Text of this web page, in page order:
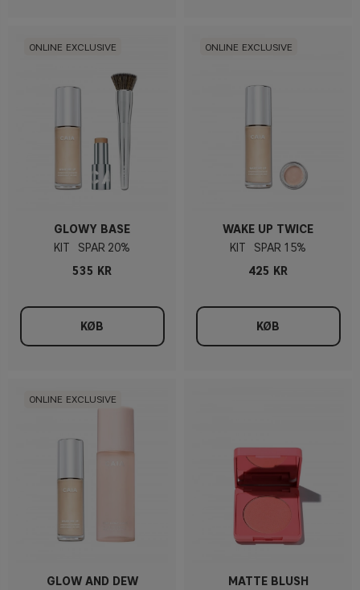
ONLINE EXCLUSIVE
GLOWY BASE
KIT
20%
535 KR
KØB
ONLINE EXCLUSIVE
WAKE UP TWICE
KIT
15%
425 KR
KØB
ONLINE EXCLUSIVE
GLOW AND DEW
MATTE BLUSH